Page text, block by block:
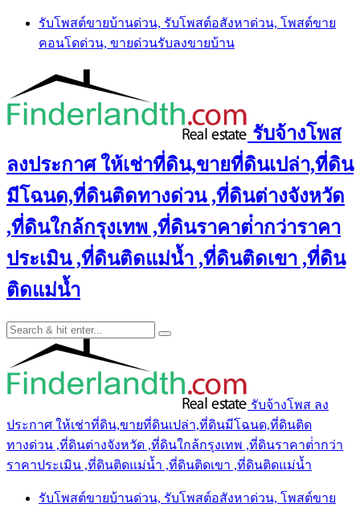
Skip
content
รับโพสต์ขายบ้านด่วน, รับโพสต์อสังหาด่วน, โพสต์ขาย
คอนโดด่วน, ขายด่วนรับลงขายบ้าน
รับจ้างโพส
ลงประกาศ ให้เช่าที่ดิน,ขายที่ดินเปล่า,ที่ดิน
มีโฉนด,ที่ดินติดทางด่วน ,ที่ดินต่างจังหวัด
,ที่ดินใกล้กรุงเทพ ,ที่ดินราคาต่ํากว่าราคา
ประเมิน ,ที่ดินติดแม่น้ำ ,ที่ดินติดเขา ,ที่ดิน
ติดแม่น้ำ
รับจ้างโพส ลง
ประกาศ ให้เช่าที่ดิน,ขายที่ดินเปล่า,ที่ดินมีโฉนด,ที่ดินติด
ทางด่วน ,ที่ดินต่างจังหวัด ,ที่ดินใกล้กรุงเทพ ,ที่ดินราคาต่ํากว่า
ราคาประเมิน ,ที่ดินติดแม่น้ำ ,ที่ดินติดเขา ,ที่ดินติดแม่น้ำ
รับโพสต์ขายบ้านด่วน, รับโพสต์อสังหาด่วน, โพสต์ขาย